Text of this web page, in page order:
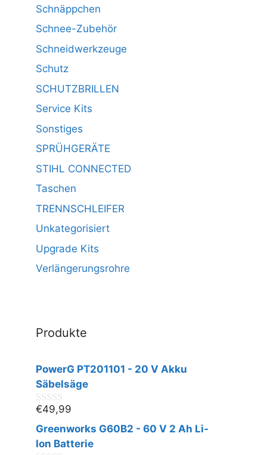
Schnäppchen
Schnee-Zubehör
Schneidwerkzeuge
Schutz
SCHUTZBRILLEN
Service Kits
Sonstiges
SPRÜHGERÄTE
STIHL CONNECTED
Taschen
TRENNSCHLEIFER
Unkategorisiert
Upgrade Kits
Verlängerungsrohre
Produkte
PowerG PT201101 - 20 V Akku
Säbelsäge
0
v
o
n
€49,99
Greenworks G60B2 - 60 V 2 Ah Li-
Ion Batterie